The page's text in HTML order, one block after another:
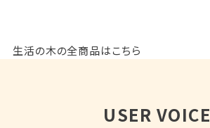
生活の木の全商品はこちら
USER VOICE